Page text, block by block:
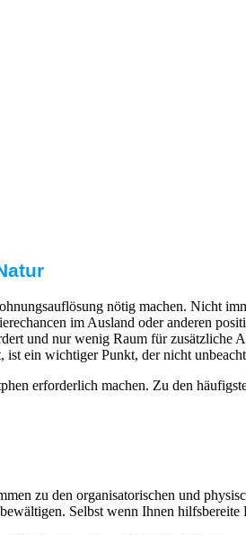
nötig machen. Nicht
im Ausland oder anderen
und nur wenig Raum für zusätzliche
ein wichtiger Punkt, der nicht
erforderlich machen. Zu den
zu den organisatorischen und
Selbst wenn Ihnen hilfsbereite